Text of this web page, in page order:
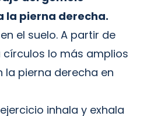
la pierna derecha.
el suelo. A partir de
lo más amplios
la pierna derecha en
inhala y exhala